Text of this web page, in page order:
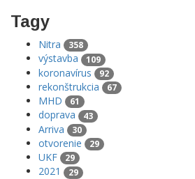
Tagy
Nitra 358
výstavba 109
koronavírus 92
rekonštrukcia 67
MHD 61
doprava 43
Arriva 30
otvorenie 29
UKF 29
2021 29